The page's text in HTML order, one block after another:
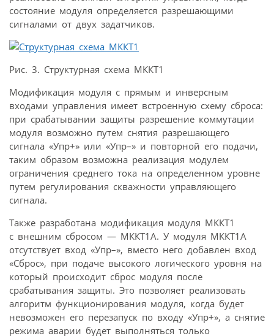
состояние модуля определяется разрешающими
сигналами от двух задатчиков.
Рис. 3. Структурная схема МККТ1
Модификация модуля с прямым и инверсным
входами управления имеет встроенную схему сброса:
при срабатывании защиты разрешение коммутации
модуля возможно путем снятия разрешающего
сигнала «Упр+» или «Упр–» и повторной его подачи,
таким образом возможна реализация модулем
ограничения среднего тока на определенном уровне
путем регулирования скважности управляющего
сигнала.
Также разработана модификация модуля МККТ1
с внешним сбросом — МККТ1А. У модуля МККТ1А
отсутствует вход «Упр–», вместо него добавлен вход
«Сброс», при подаче высокого логического уровня на
который происходит сброс модуля после
срабатывания защиты. Это позволяет реализовать
алгоритм функционирования модуля, когда будет
невозможен его перезапуск по входу «Упр+», а снятие
режима аварии будет выполняться только